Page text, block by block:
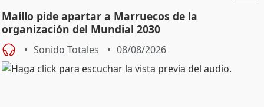
Maíllo pide apartar a Marruecos de la
organización del Mundial 2030
Sonido Totales 08/08/2026